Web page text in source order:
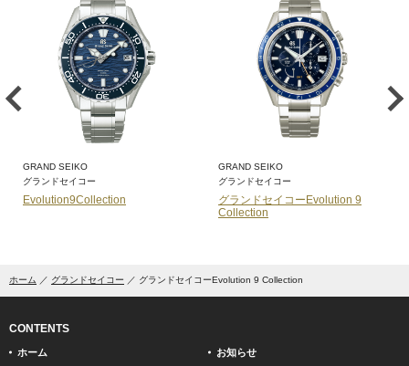
GRAND SEIKO
グランドセイコー
Evolution9Collection
GRAND SEIKO
グランドセイコー
グランドセイコーEvolution 9
Collection
ホーム グランドセイコー グランドセイコーEvolution 9 Collection
CONTENTS
ホーム
お知らせ